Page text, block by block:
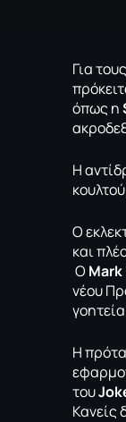
Για
όπως η
H
Ο
και
Ο Mark
νέου
Η
του
Κανείς